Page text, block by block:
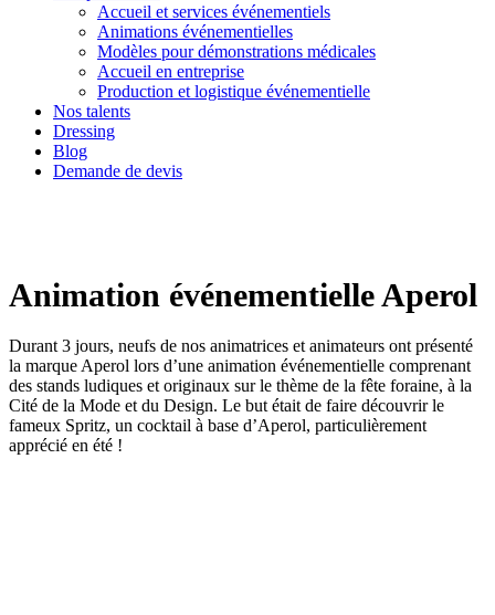
Accueil et services événementiels
Animations événementielles
Modèles pour démonstrations médicales
Accueil en entreprise
Production et logistique événementielle
Nos talents
Dressing
Blog
Demande de devis
Animation événementielle Aperol
Durant 3 jours, neufs de nos animatrices et animateurs ont présenté
la marque Aperol lors d’une animation événementielle comprenant
des stands ludiques et originaux sur le thème de la fête foraine, à la
Cité de la Mode et du Design. Le but était de faire découvrir le
fameux Spritz, un cocktail à base d’Aperol, particulièrement
apprécié en été !